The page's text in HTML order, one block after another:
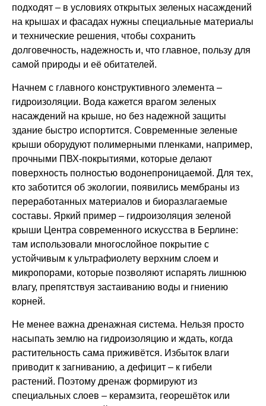
подходят – в условиях открытых зеленых насаждений
на крышах и фасадах нужны специальные материалы
и технические решения, чтобы сохранить
долговечность, надежность и, что главное, пользу для
самой природы и её обитателей.
Начнем с главного конструктивного элемента –
гидроизоляции. Вода кажется врагом зеленых
насаждений на крыше, но без надежной защиты
здание быстро испортится. Современные зеленые
крыши оборудуют полимерными пленками, например,
прочными ПВХ-покрытиями, которые делают
поверхность полностью водонепроницаемой. Для тех,
кто заботится об экологии, появились мембраны из
переработанных материалов и биоразлагаемые
составы. Яркий пример – гидроизоляция зеленой
крыши Центра современного искусства в Берлине:
там использовали многослойное покрытие с
устойчивым к ультрафиолету верхним слоем и
микропорами, которые позволяют испарять лишнюю
влагу, препятствуя застаиванию воды и гниению
корней.
Не менее важна дренажная система. Нельзя просто
насыпать землю на гидроизоляцию и ждать, когда
растительность сама приживётся. Избыток влаги
приводит к загниванию, а дефицит – к гибели
растений. Поэтому дренаж формируют из
специальных слоев – керамзита, георешёток или